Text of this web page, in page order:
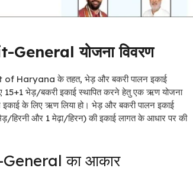
योजना विवरण
Haryana के तहत, भेड़ और बकरी पालन इकाई
15+1 भेड़/बकरी इकाई स्थापित करने हेतु एक ऋण योजना
इकाई के लिए ऋण लिया हो। भेड़ और बकरी पालन इकाई
हिरनी और 1 मेढ़ा/हिरन) की इकाई लागत के आधार पर की
का आकार